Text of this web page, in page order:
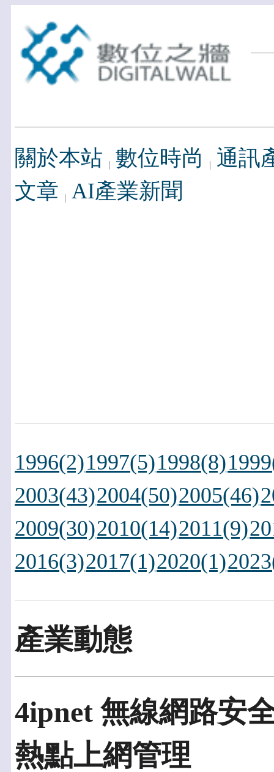
關於本站 數位時尚
通訊
文章 AI產業新聞
1996(2)1997(5)1998(8)
2003(43)2004(50)2005(46)
2009(30)2010(14)2011(9)
2016(3)2017(1)2020(1)
產業動態
4ipnet 無線網路安
熱點上網管理